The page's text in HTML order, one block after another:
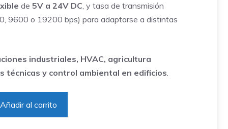
de 5V a 24V DC, y tasa de transmisión
9600 o 19200 bps) para adaptarse a distintas
industriales, HVAC, agricultura
técnicas y control ambiental en edificios.
Añadir al carrito